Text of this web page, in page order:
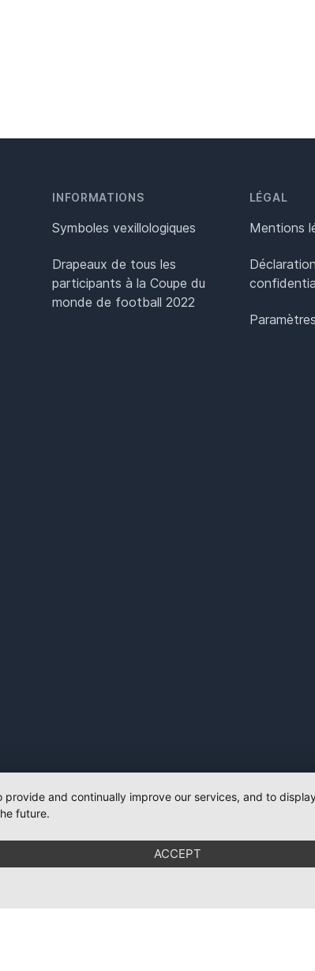
INFORMATIONS
Symboles vexillologiques
Drapeaux de tous les
participants à la Coupe du
monde de football 2022
LÉGAL
Mentions
and continually improve our services, and to
future.
ACCEPT